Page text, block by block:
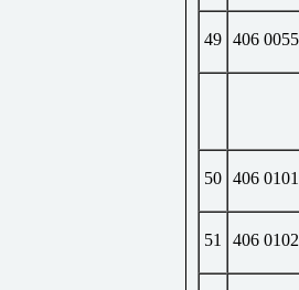
49 406 0055
50 406 0101
51 406 0102